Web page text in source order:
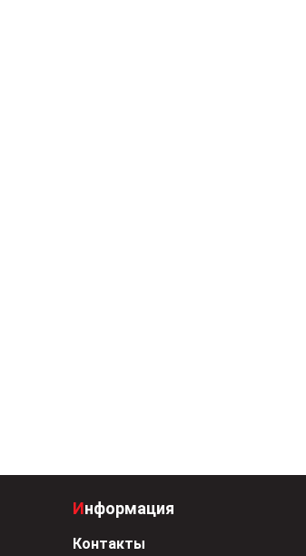
Информация
Контакты